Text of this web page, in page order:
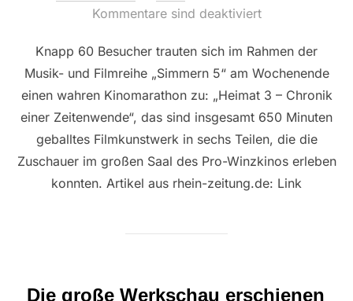
am
Kommentare sind deaktiviert
Knapp 60 Besucher trauten sich im Rahmen der
Musik- und Filmreihe „Simmern 5“ am Wochenende
einen wahren Kinomarathon zu: „Heimat 3 – Chronik
einer Zeitenwende“, das sind insgesamt 650 Minuten
geballtes Filmkunstwerk in sechs Teilen, die die
Zuschauer im großen Saal des Pro-Winzkinos erleben
konnten. Artikel aus rhein-zeitung.de: Link
Die große Werkschau erschienen